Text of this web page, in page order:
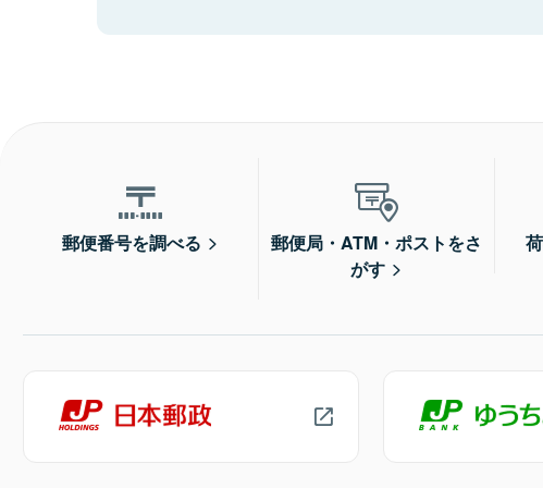
郵便番号を調べる
郵便局・ATM・ポストをさ
がす